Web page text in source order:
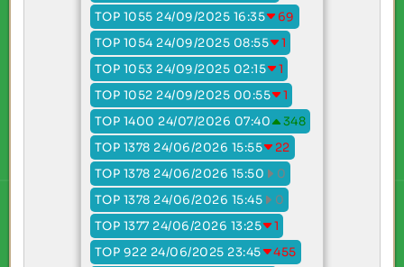
TOP 1055 24/09/2025 16:35
69
TOP 1054 24/09/2025 08:55
1
TOP 1053 24/09/2025 02:15
1
TOP 1052 24/09/2025 00:55
1
TOP 1400 24/07/2026 07:40
348
TOP 1378 24/06/2026 15:55
22
TOP 1378 24/06/2026 15:50
0
TOP 1378 24/06/2026 15:45
0
TOP 1377 24/06/2026 13:25
1
TOP 922 24/06/2025 23:45
455